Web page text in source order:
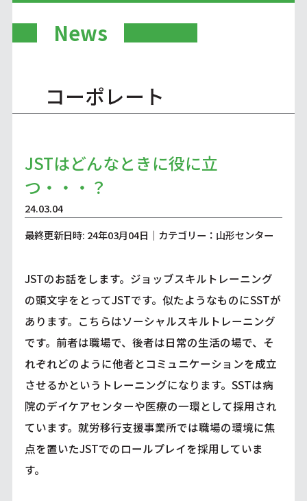
News
コーポレート
JSTはどんなときに役に立
つ・・・？
24.03.04
最終更新日時: 24年03月04日｜カテゴリー：山形センター
JSTのお話をします。ジョッブスキルトレーニング
の頭文字をとってJSTです。似たようなものにSSTが
あります。こちらはソーシャルスキルトレーニング
です。前者は職場で、後者は日常の生活の場で、そ
れぞれどのように他者とコミュニケーションを成立
させるかというトレーニングになります。SSTは病
院のデイケアセンターや医療の一環として採用され
ています。就労移行支援事業所では職場の環境に焦
点を置いたJSTでのロールプレイを採用していま
す。